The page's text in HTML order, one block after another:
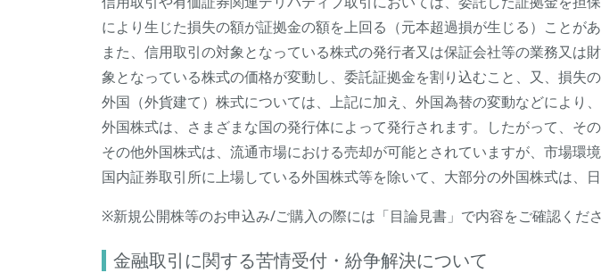
により生じた損失の額が証拠金の額を上回る（元本超過損が生じる）ことがあ
また、信用取引の対象となっている株式の発行者又は保証会社等の業務又
象となっている株式の価格が変動し、委託証拠金を割り込むこと、又、損失
外国（外貨建て）株式については、上記に加え、外国為替の変動などにより
外国株式は、さまざまな国の発行体によって発行されます。したがって、そ
その他外国株式は、流通市場における売却が可能とされていますが、市場環
国内証券取引所に上場している外国株式等を除いて、大部分の外国株式は、
※新規公開株等のお申込み/ご購入の際には「目論見書」で内容をご確認くださ
金融取引に関する苦情受付・紛争解決について